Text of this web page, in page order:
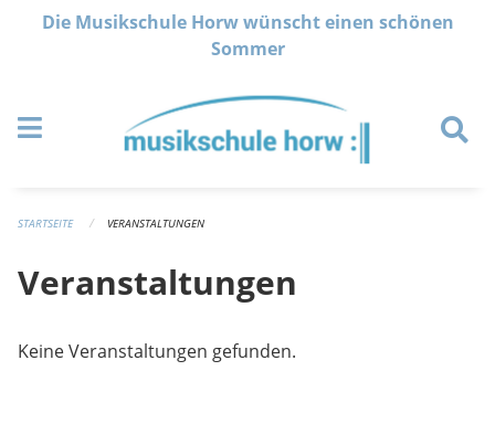
Navigation überspringen
Die Musikschule Horw wünscht einen schönen
Sommer
STARTSEITE VERANSTALTUNGEN
Veranstaltungen
Keine Veranstaltungen gefunden.